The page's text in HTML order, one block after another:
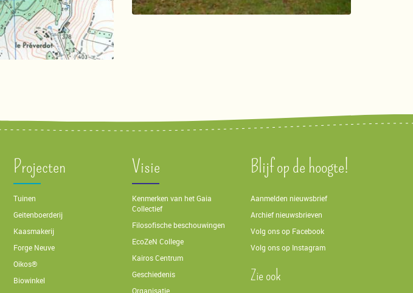
Projecten
Tuinen
Geitenboerderij
Kaasmakerij
Forge Neuve
Oikos®
Biowinkel
Visie
Kenmerken van het Gaia
Collectief
Filosofische beschouwingen
EcoZeN College
Kairos Centrum
Geschiedenis
Organisatie
Blijf op de hoogte!
Aanmelden nieuwsbrief
Archief nieuwsbrieven
Volg ons op Facebook
Volg ons op Instagram
Zie ook